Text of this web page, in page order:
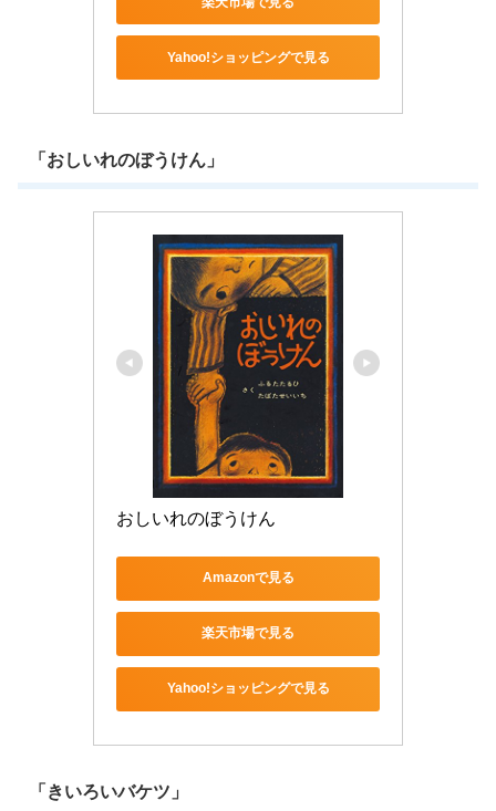
Yahoo!ショッピングで見る
「おしいれのぼうけん」
おしいれのぼうけん
Amazonで見る
楽天市場で見る
Yahoo!ショッピングで見る
「きいろいバケツ」